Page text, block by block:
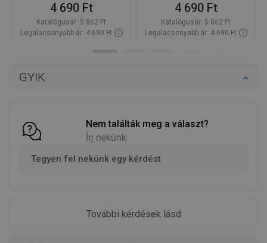
GYIK
Nem találták meg a választ?
Írj nekünk
Tegyen fel nekünk egy kérdést
További kérdések lásd
4 690 Ft
Katalógusár: 5 862 Ft
Legalacsonyabb ár: 4 690 Ft
4 690 Ft
Katalógusár: 5 862 Ft
Legalacsonyabb ár: 4 690 Ft